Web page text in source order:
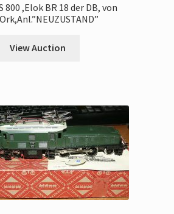
800 ,Elok BR 18 der DB, von
View Auction